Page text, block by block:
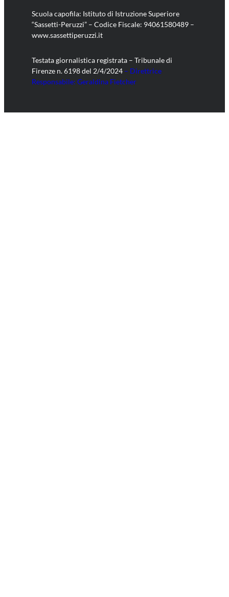
Scuola capofila: Istituto di Istruzione Superiore
“Sassetti-Peruzzi” – Codice Fiscale: 94061580489 –
www.sassettiperuzzi.it
Testata giornalistica registrata – Tribunale di
Firenze n. 6198 del 2/4/2024 – Direttrice
Responsabile: Geraldina Fietcher